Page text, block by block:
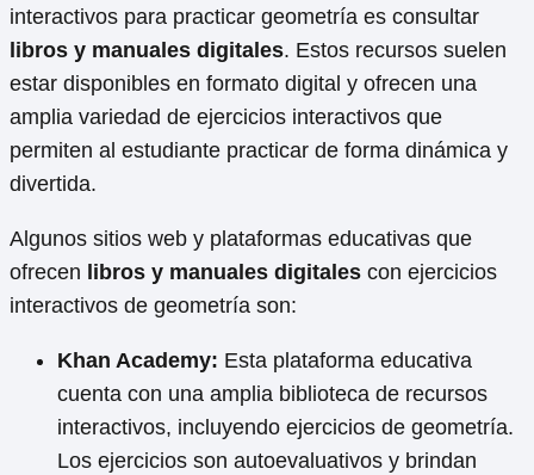
interactivos para practicar geometría es consultar
libros y manuales digitales. Estos recursos suelen
estar disponibles en formato digital y ofrecen una
amplia variedad de ejercicios interactivos que
permiten al estudiante practicar de forma dinámica y
divertida.
Algunos sitios web y plataformas educativas que
ofrecen libros y manuales digitales con ejercicios
interactivos de geometría son:
Khan Academy: Esta plataforma educativa
cuenta con una amplia biblioteca de recursos
interactivos, incluyendo ejercicios de geometría.
Los ejercicios son autoevaluativos y brindan